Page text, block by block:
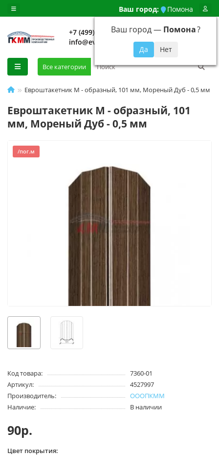
Ваш город: Помона
Ваш город — Помона?
+7 (499) 648-92-94
info@evroshtaketnikmoskva.ru
Все категории
Евроштакетник М - образный, 101 мм, Мореный Дуб - 0,5 мм
Евроштакетник М - образный, 101
мм, Мореный Дуб - 0,5 мм
/пог.м
Код товара:
7360-01
Артикул:
4527997
Производитель:
ОООПКММ
Наличие:
В наличии
90р.
Цвет покрытия: